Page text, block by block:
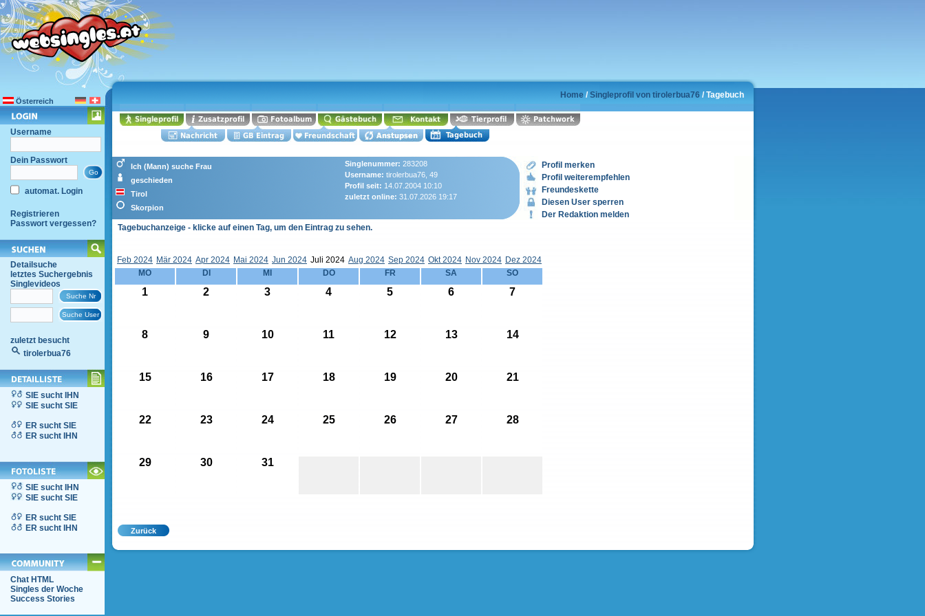
Österreich
Username
Dein Passwort
automat. Login
Registrieren
Passwort vergessen?
Detailsuche
letztes Suchergebnis
Singlevideos
zuletzt besucht
tirolerbua76
SIE sucht IHN
SIE sucht SIE
ER sucht SIE
ER sucht IHN
SIE sucht IHN
SIE sucht SIE
ER sucht SIE
ER sucht IHN
Chat HTML
Singles der Woche
Success Stories
Home / Singleprofil von tirolerbua76 / Tagebuch
Ich (Mann) suche Frau
geschieden
Tirol
Skorpion
Singlenummer: 283208
Username: tirolerbua76, 49
Profil seit: 14.07.2004 10:10
zuletzt online: 31.07.2026 19:17
Profil merken
Profil weiterempfehlen
Freundeskette
Diesen User sperren
Der Redaktion melden
Tagebuchanzeige - klicke auf einen Tag, um den Eintrag zu sehen.
Feb 2024 Mär 2024 Apr 2024 Mai 2024 Jun 2024 Juli 2024 Aug 2024 Sep 2024 Okt 2024 Nov 2024 Dez 2024
MO
DI MI DO FR SA SO
1 2 3 4 5 6 7
8 9 10 11 12 13 14
15 16 17 18 19 20 21
22 23 24 25 26 27 28
29 30 31